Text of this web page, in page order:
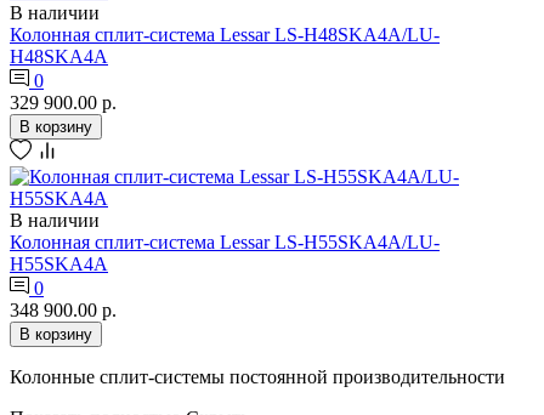
В наличии
Колонная сплит-система Lessar LS-H48SKA4A/LU-
H48SKA4A
0
329 900.00 р.
В корзину
В наличии
Колонная сплит-система Lessar LS-H55SKA4A/LU-
H55SKA4A
0
348 900.00 р.
В корзину
Колонные сплит-системы постоянной производительности